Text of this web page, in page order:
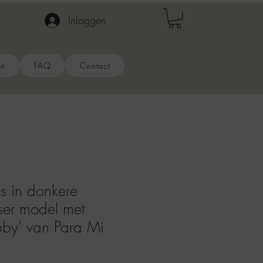
Inloggen
FAQ Contact
in donkere
model met
van Para Mi